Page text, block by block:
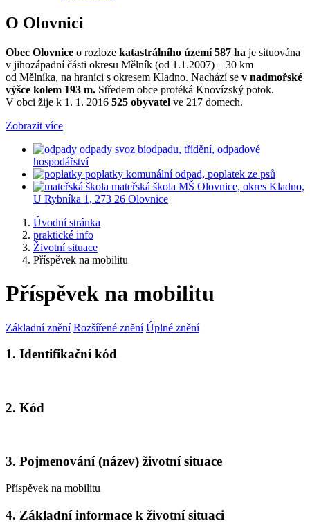
O Olovnici
Obec Olovnice o rozloze katastrálního území 587 ha je situována
v jihozápadní části okresu Mělník (od 1.1.2007) – 30 km
od Mělníka, na hranici s okresem Kladno. Nachází se v nadmořské
výšce kolem 193 m. Středem obce protéká Knovízský potok.
V obci žije k 1. 1. 2016 525 obyvatel ve 217 domech.
Zobrazit více
odpady svoz biodpadu, třídění, odpadové
hospodářství
poplatky komunální odpad, poplatek ze psů
mateřská škola MŠ Olovnice, okres Kladno,
U Rybníka 1, 273 26 Olovnice
Úvodní stránka
praktické info
Životní situace
Příspěvek na mobilitu
Příspěvek na mobilitu
Základní znění Rozšířené znění Úplné znění
1. Identifikační kód
2. Kód
3. Pojmenování (název) životní situace
Příspěvek na mobilitu
4. Základní informace k životní situaci